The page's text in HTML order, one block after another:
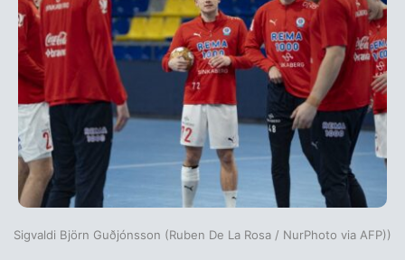
Sigvaldi Björn Guðjónsson (Ruben De La Rosa / NurPhoto via AFP))